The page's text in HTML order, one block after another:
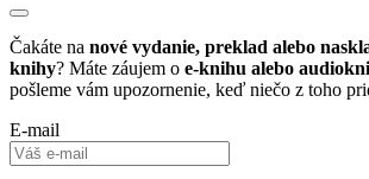
Čakáte na nové vydanie, preklad alebo
knihy? Máte záujem o e-knihu alebo
pošleme vám upozornenie, keď niečo z toho
E-mail